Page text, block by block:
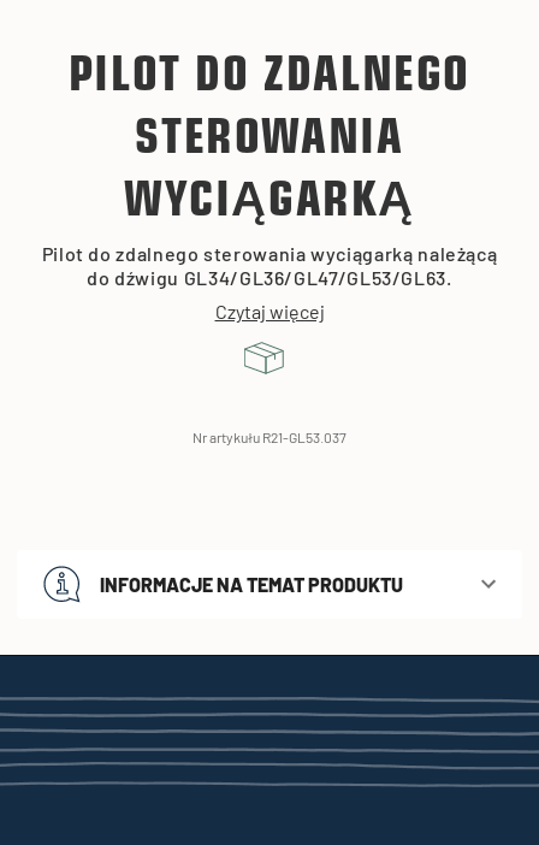
PILOT DO ZDALNEGO
STEROWANIA
WYCIĄGARKĄ
Pilot do zdalnego sterowania wyciągarką należącą
do dźwigu GL34/GL36/GL47/GL53/GL63.
Czytaj więcej
Nr artykułu R21-GL53.037
INFORMACJE NA TEMAT PRODUKTU